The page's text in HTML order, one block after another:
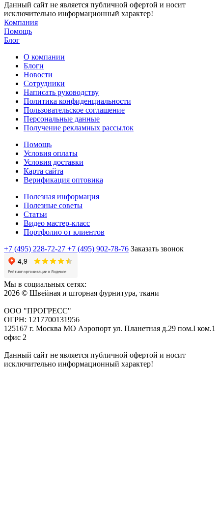
Данный сайт не является публичной офертой и носит
исключительно информационный характер!
Компания
Помощь
Блог
О компании
Блоги
Новости
Сотрудники
Написать руководству
Политика конфиденциальности
Пользовательское соглашение
Персональные данные
Получение рекламных рассылок
Помощь
Условия оплаты
Условия доставки
Карта сайта
Верификация оптовика
Полезная информация
Полезные советы
Статьи
Видео мастер-класс
Портфолио от клиентов
+7 (495) 228-72-27 +7 (495) 902-78-76 Заказать звонок
Мы в социальных сетях:
2026 © Швейная и шторная фурнитура, ткани
ООО "ПРОГРЕСС"
ОГРН: 1217700131956
125167 г. Москва МО Аэропорт ул. Планетная д.29 пом.I ком.1
офис 2
Данный сайт не является публичной офертой и носит
исключительно информационный характер!